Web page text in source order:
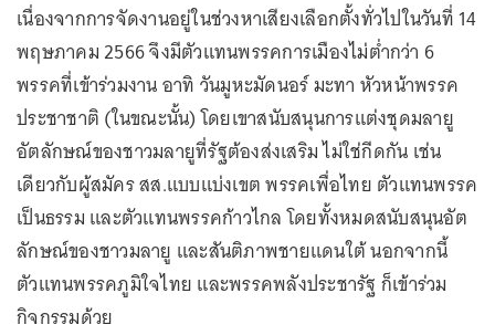
เนื่องจากการจัดงานอยู่ในช่วงหาเสียงเลือกตั้งทั่วไปในวันที่ 14
พฤษภาคม 2566 จึงมีตัวแทนพรรคการเมืองไม่ต่ำกว่า 6
พรรคที่เข้าร่วมงาน อาทิ วันมูหะมัดนอร์ มะทา หัวหน้าพรรค
ประชาชาติ (ในขณะนั้น) โดยเขาสนับสนุนการแต่งชุดมลายู
อัตลักษณ์ของชาวมลายูที่รัฐต้องส่งเสริม ไม่ใช่กีดกัน เช่น
เดียวกับผู้สมัคร สส.แบบแบ่งเขต พรรคเพื่อไทย ตัวแทนพรรค
เป็นธรรม และตัวแทนพรรคก้าวไกล โดยทั้งหมดสนับสนุนอัต
ลักษณ์ของชาวมลายู และสันติภาพชายแดนใต้ นอกจากนี้
ตัวแทนพรรคภูมิใจไทย และพรรคพลังประชารัฐ ก็เข้าร่วม
กิจกรรมด้วย